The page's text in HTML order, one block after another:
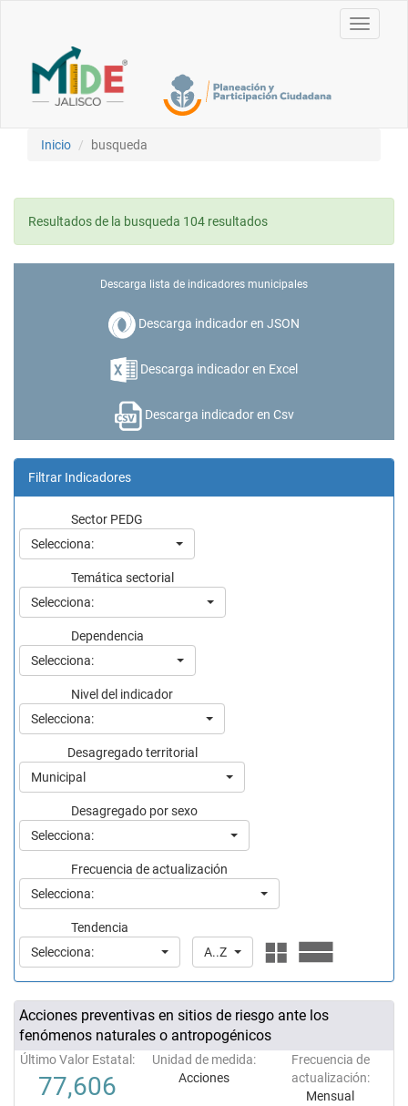
Toggle
Inicio busqueda
Resultados de la busqueda 104 resultados
Descarga lista de indicadores municipales
Descarga indicador en JSON
Descarga indicador en Excel
Descarga indicador en Csv
Filtrar Indicadores
Sector PEDG
Selecciona:
Temática sectorial
Selecciona:
Dependencia
Selecciona:
Nivel del indicador
Selecciona:
Desagregado territorial
Municipal
Desagregado por sexo
Selecciona:
Frecuencia de actualización
Selecciona:
Tendencia
Selecciona:
A..Z
Acciones preventivas en sitios de riesgo ante los
fenómenos naturales o antropogénicos
Último Valor Estatal:
77,606
Unidad de medida:
Acciones
Frecuencia de
actualización:
Mensual